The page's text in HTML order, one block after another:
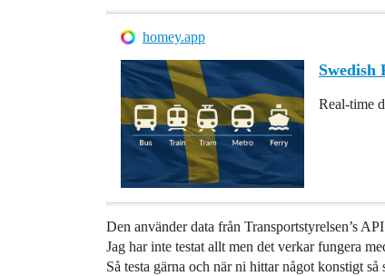
homey.app
Swedish
Real-time
Den använder data från Transportstyrelsen’s
Jag har inte testat allt men det verkar fungera
Så testa gärna och när ni hittar något konstigt